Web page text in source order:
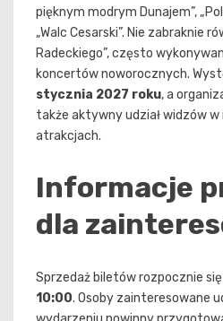
pięknym modrym Dunajem”,
„Walc Cesarski”. Nie zabraknie
Radeckiego”, często
koncertów noworocznych.
stycznia 2027 roku, a
także aktywny udział widzów
atrakcjach.
Informacje
dla
Sprzedaż biletów rozpocznie się
10:00. Osoby zainteresowane